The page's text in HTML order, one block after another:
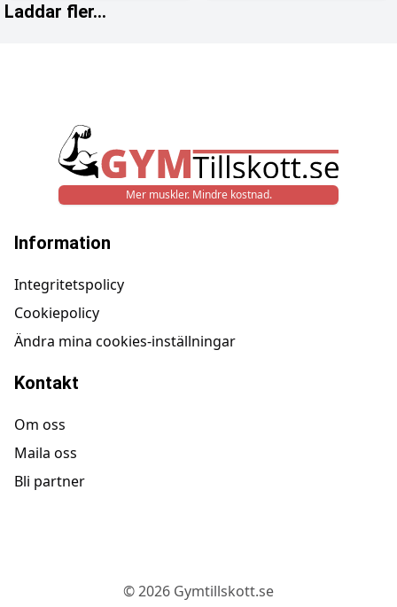
Laddar fler...
Mer muskler. Mindre kostnad.
Information
Integritetspolicy
Cookiepolicy
Ändra mina cookies-inställningar
Kontakt
Om oss
Maila oss
Bli partner
©2026 Gymtillskott.se